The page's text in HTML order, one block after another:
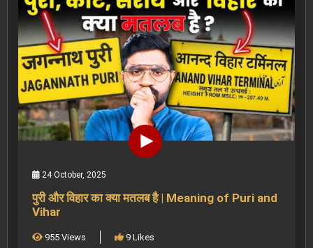
24 October, 2025
पुरी और विहार का क्या मतलब है | Meaning of Puri and
Vihar
955 Views 9 Likes